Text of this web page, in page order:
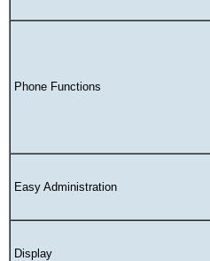
Phone Functions
Easy Administration
Display